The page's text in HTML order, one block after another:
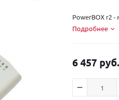
PowerBOX r2
Подробнее
6 457 руб.